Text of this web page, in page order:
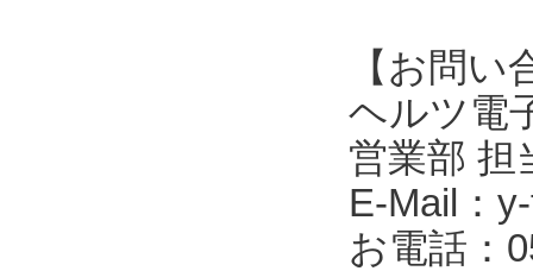
【お問い
ヘルツ電
営業部 担
E-Mail：
お電話：